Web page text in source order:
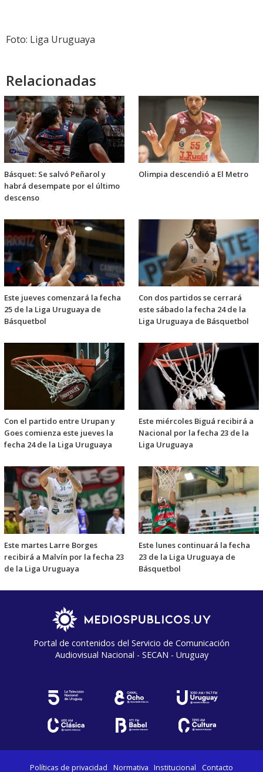
Foto: Liga Uruguaya
Relacionadas
Básquet: Se salvó Peñarol y
habrá desempate por el último
descenso
Olimpia descendió a El Metro
Este jueves comenzará la fecha
25 de la Liga Uruguaya de
Básquetbol
Con dos partidos se cerrará
este sábado la fecha 24 de la
Liga Uruguaya de Básquetbol
Con el partido entre Urupan y
Goes comienza este jueves la
fecha 24 de la Liga Uruguaya
Este miércoles Biguá recibirá a
Nacional por la fecha 23 de la
Liga Uruguaya
Este martes Larre Borges
recibirá a Malvín por la fecha 23
de la Liga Uruguaya
Este lunes continuará la fecha
23 de la Liga Uruguaya de
Básquetbol
Portal de contenidos del Servicio de Comunicación
Audiovisual Nacional - SECAN - Uruguay
Políticas de privacidad Normativa Institucional Contacto